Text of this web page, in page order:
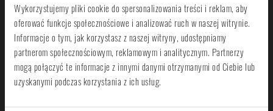
Wykorzystujemy pliki cookie do spersonalizowania treści i reklam, aby
oferować funkcje społecznościowe i analizować ruch w naszej witrynie.
Informacje o tym, jak korzystasz z naszej witryny, udostępniamy
partnerom społecznościowym, reklamowym i analitycznym. Partnerzy
mogą połączyć te informacje z innymi danymi otrzymanymi od Ciebie lub
uzyskanymi podczas korzystania z ich usług.
Jako największy producent mat i nawierzchni w Polsce, jesteśmy
świadomi, jak ważne jest bezpieczeństwo. Maksymalnie wysokie
parametry naszych produktów są potwierdzone i
udokumentowane przez atest Narodowego Instytutu Zdrowia